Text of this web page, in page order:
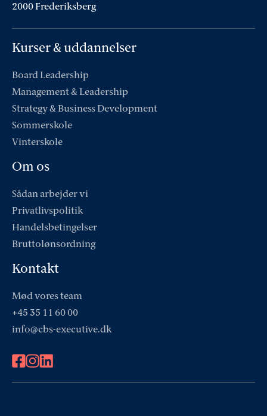
2000 Frederiksberg
Kurser & uddannelser
Board Leadership
Management & Leadership
Strategy & Business Development
Sommerskole
Vinterskole
Om os
Sådan arbejder vi
Privatlivspolitik
Handelsbetingelser
Bruttolønsordning
Kontakt
Mød vores team
+45 35 11 60 00
info@cbs-executive.dk